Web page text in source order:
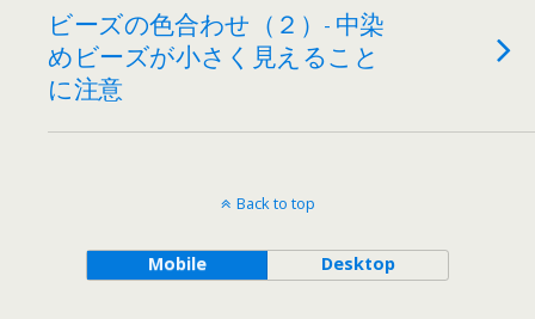
ビーズの色合わせ（２）- 中染
めビーズが小さく見えること
に注意
Back to top
Mobile Desktop